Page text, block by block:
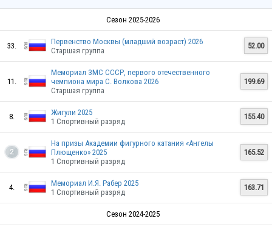
Сезон 2025-2026
33.
Первенство Москвы (младший возраст) 2026
Старшая группа
52.00
11.
Мемориал ЗМС СССР, первого отечественного
чемпиона мира С. Волкова 2026
Старшая группа
199.69
8.
Жигули 2025
1 Спортивный разряд
155.40
2
На призы Академии фигурного катания «Ангелы
Плющенко» 2025
1 Спортивный разряд
165.52
4.
Мемориал И.Я. Рабер 2025
1 Спортивный разряд
163.71
Сезон 2024-2025